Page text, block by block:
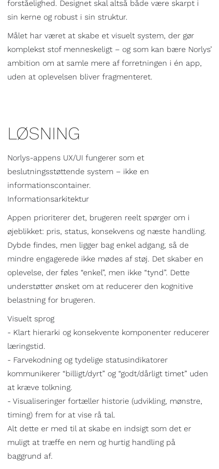
forståelighed. Designet skal altså både være skarpt i
sin kerne og robust i sin struktur.
Målet har været at skabe et visuelt system, der gør
komplekst stof menneskeligt – og som kan bære Norlys’
ambition om at samle mere af forretningen i én app,
uden at oplevelsen bliver fragmenteret.
LØSNING
Norlys-appens UX/UI fungerer som et
beslutningsstøttende system – ikke en
informationscontainer.
Informationsarkitektur
Appen prioriterer det, brugeren reelt spørger om i
øjeblikket: pris, status, konsekvens og næste handling.
Dybde findes, men ligger bag enkel adgang, så de
mindre engagerede ikke mødes af støj. Det skaber en
oplevelse, der føles “enkel”, men ikke “tynd”. Dette
understøtter ønsket om at reducerer den kognitive
belastning for brugeren.
Visuelt sprog
- Klart hierarki og konsekvente komponenter reducerer
læringstid.
- Farvekodning og tydelige statusindikatorer
kommunikerer “billigt/dyrt” og “godt/dårligt timet” uden
at kræve tolkning.
- Visualiseringer fortæller historie (udvikling, mønstre,
timing) frem for at vise rå tal.
Alt dette er med til at skabe en indsigt som det er
muligt at træffe en nem og hurtig handling på
baggrund af.